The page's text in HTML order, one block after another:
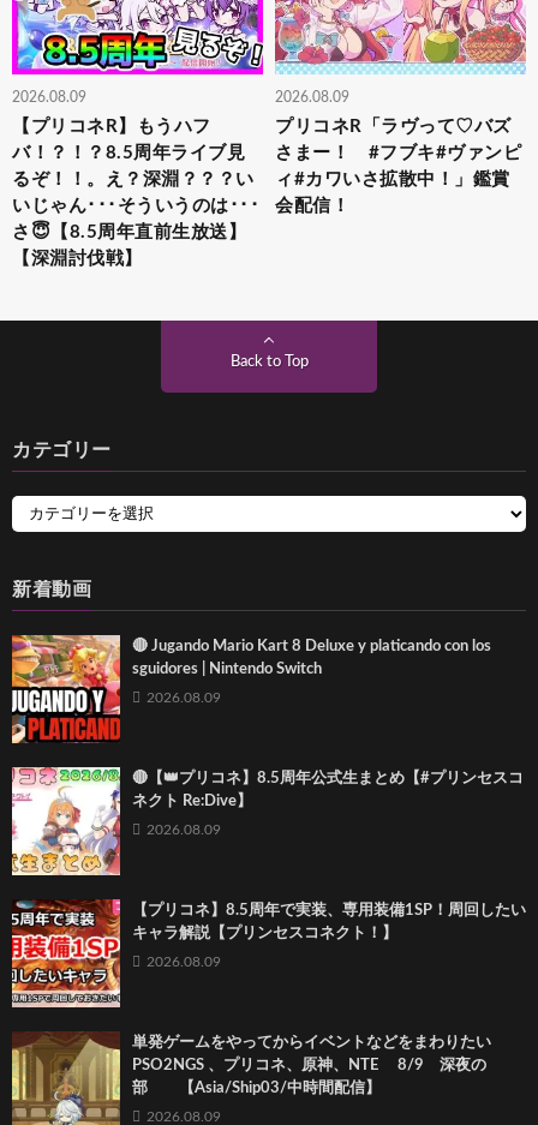
2026.08.09
【プリコネR】もうハフ
バ！？！？8.5周年ライブ見
るぞ！！。え？深淵？？？い
いじゃん･･･そういうのは･･･
さ😇【8.5周年直前生放送】
【深淵討伐戦】
2026.08.09
プリコネR「ラヴって♡バズ
さまー！ #フブキ#ヴァンピ
ィ#カワいさ拡散中！」鑑賞
会配信！
Back to Top
カテゴリー
新着動画
🔴 Jugando Mario Kart 8 Deluxe y platicando con los
sguidores | Nintendo Switch
2026.08.09
🔴【👑プリコネ】8.5周年公式生まとめ【#プリンセスコ
ネクト Re:Dive】
2026.08.09
【プリコネ】8.5周年で実装、専用装備1SP！周回したい
キャラ解説【プリンセスコネクト！】
2026.08.09
単発ゲームをやってからイベントなどをまわりたい
PSO2NGS 、プリコネ、原神、NTE 8/9 深夜の
部 【Asia/Ship03/中時間配信】
2026.08.09